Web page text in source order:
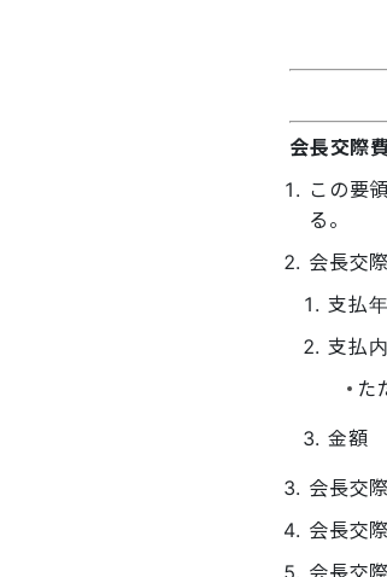
会長交際
この要
る。
会長交
支払
支払
た
金額
会長交
会長交
会長交